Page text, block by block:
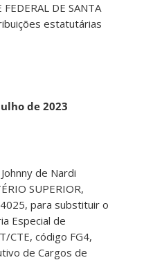
DE SANTA
estatutárias
de 2023
de Nardi
SUPERIOR,
para substituir o
Especial de
CTE, código FG4,
de Cargos de